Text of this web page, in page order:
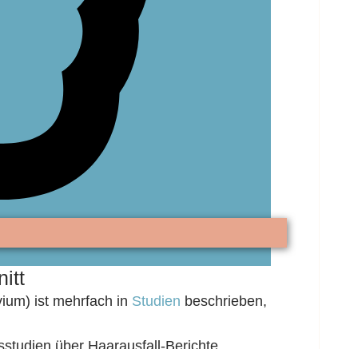
ist mehrfach in Studien beschrieben,